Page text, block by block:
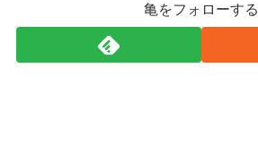
亀をフォローする